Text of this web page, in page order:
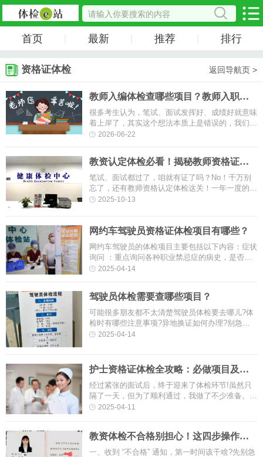
首页 最新 推荐 排行
资格证体检 返回导航页 >
教师入编体检查哪些项目？教师入职体
检都有哪些要求？
很多考生认为，笔试、面试发挥好、成绩好就意味
着上岸了，其实这个想法本质上是错误的，我们常
说的考编不止有笔试和面试这两个环节，还有体
2026-06-22
教资认定体检必看！揭秘教师资格证体
检攻略大全
笔试、面试都过了，咱就有证了吗？No！千万别
忘了，还有教师资格认定体检这关！一年一度的教
师资格认定体检已经开始啦！为了确保您顺利完成
2025-10-13
网约车驾驶员资格证体检项目有哪些？
网约车驾驶员的体检项目主要包括以下内容：症状
询问 ：重点询问各种职业禁忌症的病史，是否有
吸食、注射毒品、长期服用依赖性精神药品史和治
2025-04-14
驾驶员体检需要查哪些项目？
可能很多朋友都不太清楚驾驶员体检要去哪儿?体
检时有哪些注意事项?异地换证如何办理?别急，
小编这就贴心的来为你解答让你办理驾驶员体检业
2025-04-14
护士资格证体检全攻略：必做项目及注
意事项
经过紧张的面试后，终于迎来了体检环节!虽然只
隔了一天，但为了顺利通过，我做了不少准备。体
检当天，我不断地喝水，几乎不是在厕所就是在去
2025-04-11
教资体检不合格别担心！这四步操作能
让你轻松通过！
一、收到 “不合格” 通知，第一时间该干啥?先别急